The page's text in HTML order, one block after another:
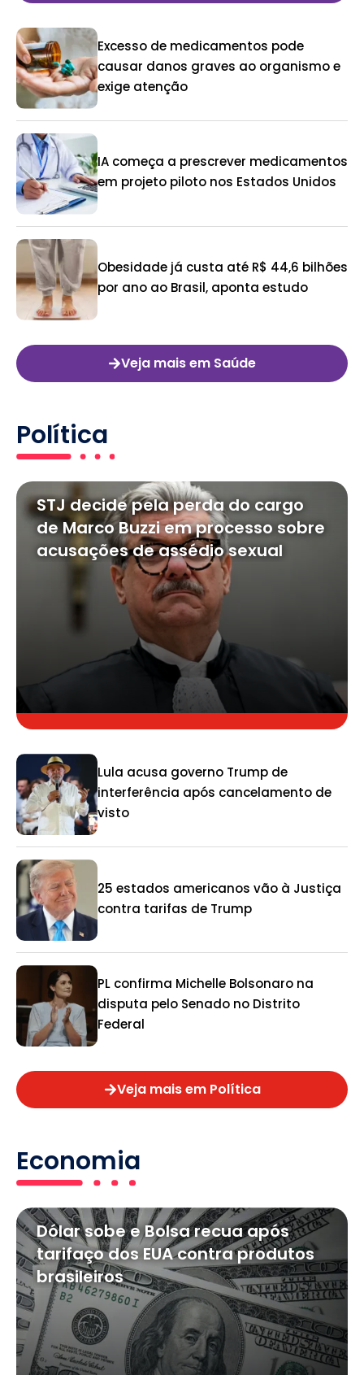
Excesso de medicamentos pode
causar danos graves ao organismo e
exige atenção
IA começa a prescrever medicamentos
em projeto piloto nos Estados Unidos
Obesidade já custa até R$ 44,6 bilhões
por ano ao Brasil, aponta estudo
Veja mais em Saúde
Política
STJ decide pela perda do cargo
de Marco Buzzi em processo sobre
acusações de assédio sexual
Lula acusa governo Trump de
interferência após cancelamento de
visto
25 estados americanos vão à Justiça
contra tarifas de Trump
PL confirma Michelle Bolsonaro na
disputa pelo Senado no Distrito
Federal
Veja mais em Política
Economia
Dólar sobe e Bolsa recua após
tarifaço dos EUA contra produtos
brasileiros